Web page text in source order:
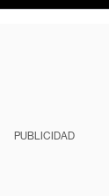
PUBLICIDAD